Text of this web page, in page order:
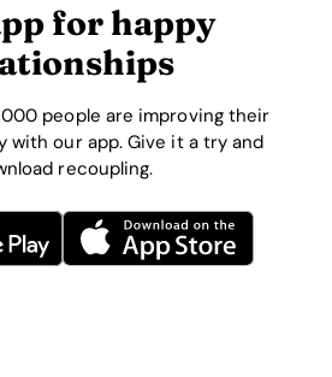
for happy
people are improving their
with our app. Give it a try and
recoupling.